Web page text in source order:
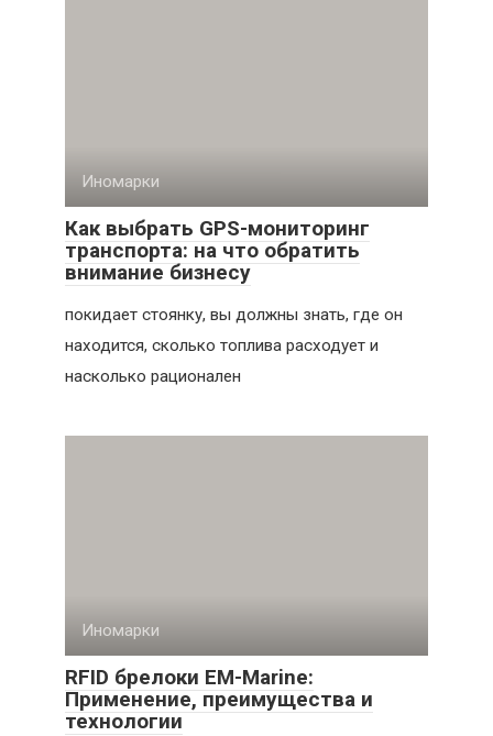
Иномарки
Как выбрать GPS-мониторинг
транспорта: на что обратить
внимание бизнесу
покидает стоянку, вы должны знать, где он
находится, сколько топлива расходует и
насколько рационален
Иномарки
RFID брелоки EM-Marine:
Применение, преимущества и
технологии